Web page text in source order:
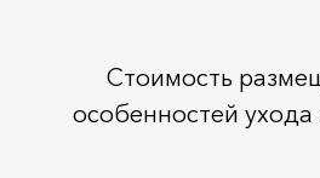
Стоимость
особенностей